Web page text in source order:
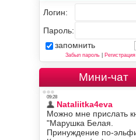
Логин:
Пароль:
запомнить
Забыл пароль| Регистрация
Мини-чат